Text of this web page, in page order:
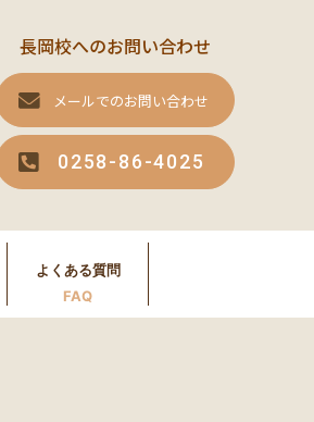
長岡校へのお問い合わせ
メールでのお問い合わせ
0258-86-4025
よくある質問
FAQ